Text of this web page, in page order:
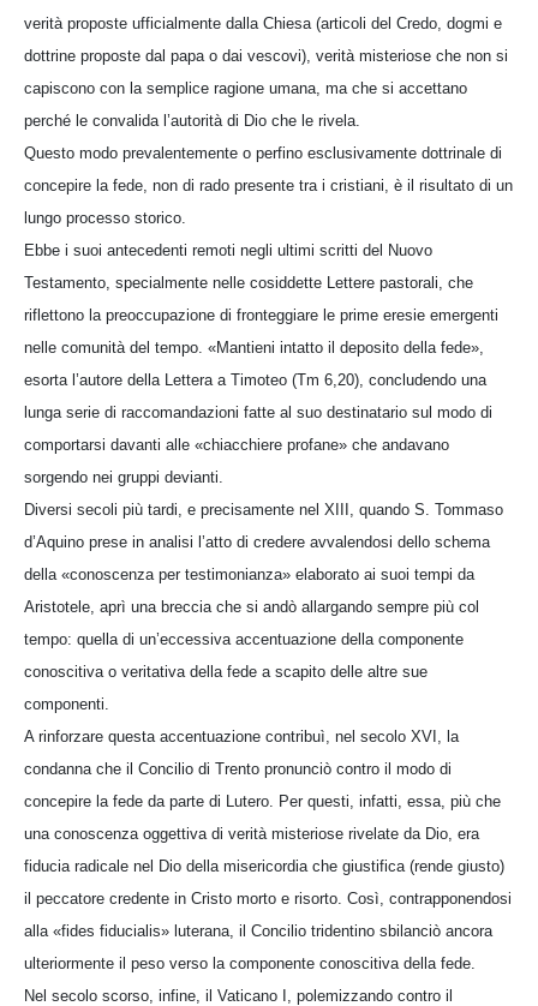
verità proposte ufficialmente dalla Chiesa (articoli del Credo, dogmi e
dottrine proposte dal papa o dai vescovi), verità misteriose che non si
capiscono con la semplice ragione umana, ma che si accettano
perché le convalida l’autorità di Dio che le rivela.
Questo modo prevalentemente o perfino esclusivamente dottrinale di
concepire la fede, non di rado presente tra i cristiani, è il risultato di un
lungo processo storico.
Ebbe i suoi antecedenti remoti negli ultimi scritti del Nuovo
Testamento, specialmente nelle cosiddette Lettere pastorali, che
riflettono la preoccupazione di fronteggiare le prime eresie emergenti
nelle comunità del tempo. «Mantieni intatto il deposito della fede»,
esorta l’autore della Lettera a Timoteo (Tm 6,20), concludendo una
lunga serie di raccomandazioni fatte al suo destinatario sul modo di
comportarsi davanti alle «chiacchiere profane» che andavano
sorgendo nei gruppi devianti.
Diversi secoli più tardi, e precisamente nel XIII, quando S. Tommaso
d’Aquino prese in analisi l’atto di credere avvalendosi dello schema
della «conoscenza per testimonianza» elaborato ai suoi tempi da
Aristotele, aprì una breccia che si andò allargando sempre più col
tempo: quella di un’eccessiva accentuazione della componente
conoscitiva o veritativa della fede a scapito delle altre sue
componenti.
A rinforzare questa accentuazione contribuì, nel secolo XVI, la
condanna che il Concilio di Trento pronunciò contro il modo di
concepire la fede da parte di Lutero. Per questi, infatti, essa, più che
una conoscenza oggettiva di verità misteriose rivelate da Dio, era
fiducia radicale nel Dio della misericordia che giustifica (rende giusto)
il peccatore credente in Cristo morto e risorto. Così, contrapponendosi
alla «fides fiducialis» luterana, il Concilio tridentino sbilanciò ancora
ulteriormente il peso verso la componente conoscitiva della fede.
Nel secolo scorso, infine, il Vaticano I, polemizzando contro il